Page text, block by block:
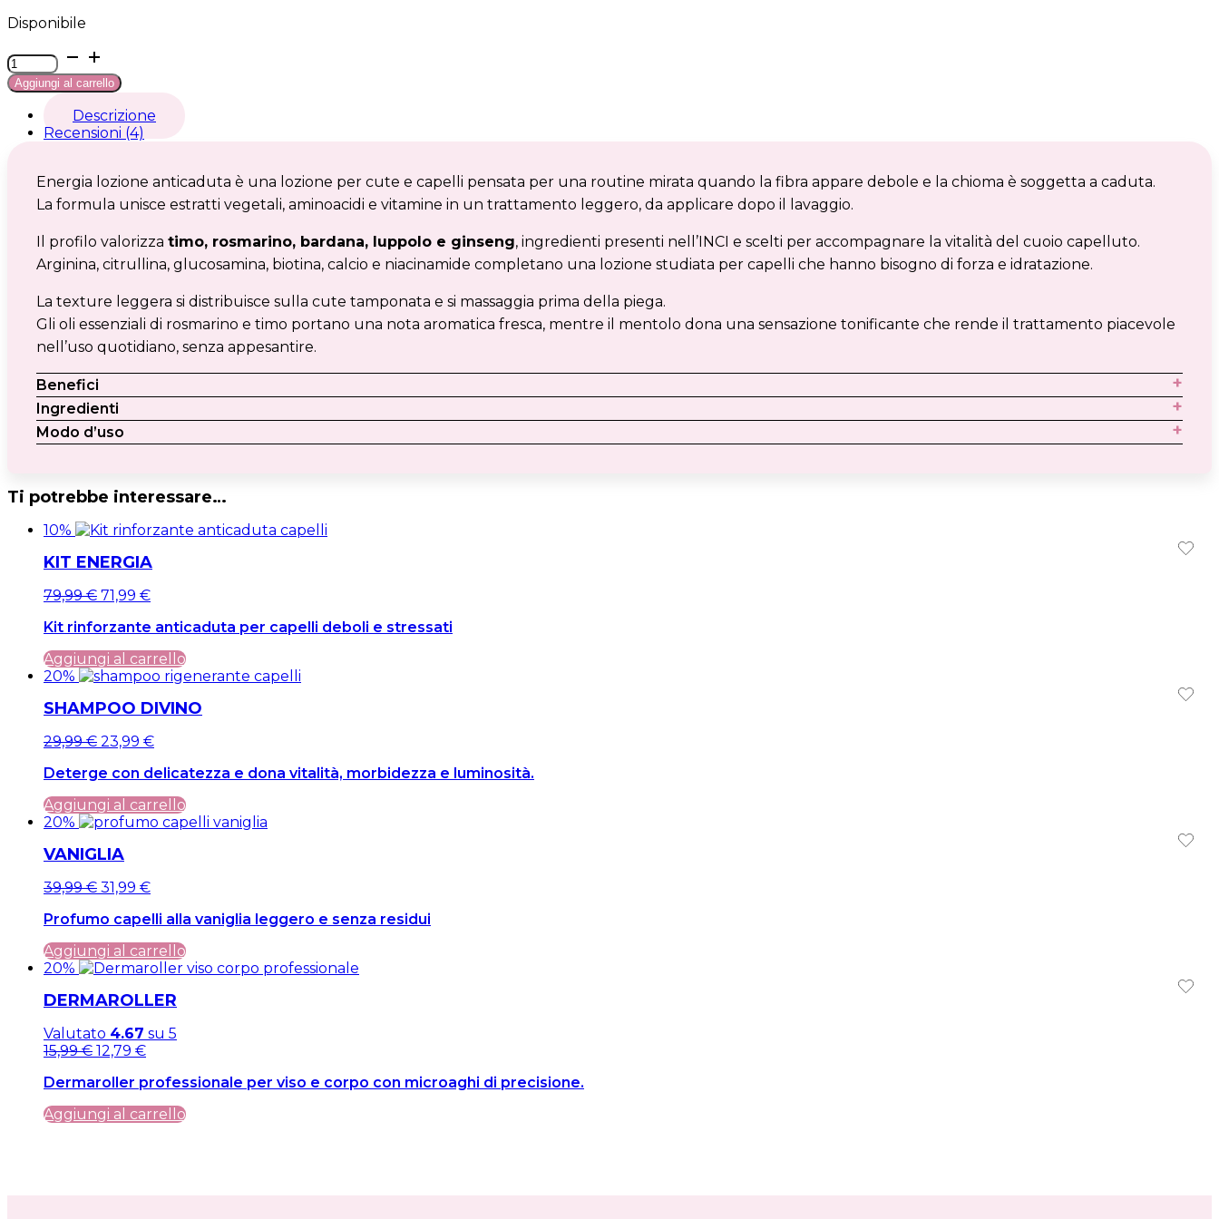
Disponibile
Energia
lozione
anticaduta
Aggiungi al carrello
Descrizione
Recensioni (4)
Energia lozione anticaduta è una lozione per cute e capelli pensata per una routine mirata quando la fibra appare debole e la chioma è soggetta a caduta.
La formula unisce estratti vegetali, aminoacidi e vitamine in un trattamento leggero, da applicare dopo il lavaggio.
Il profilo valorizza timo, rosmarino, bardana, luppolo e ginseng, ingredienti presenti nell’INCI e scelti per accompagnare la vitalità del cuoio capelluto.
Arginina, citrullina, glucosamina, biotina, calcio e niacinamide completano una lozione studiata per capelli che hanno bisogno di forza e idratazione.
La texture leggera si distribuisce sulla cute tamponata e si massaggia prima della piega.
Gli oli essenziali di rosmarino e timo portano una nota aromatica fresca, mentre il mentolo dona una sensazione tonificante che rende il trattamento piacevole
nell’uso quotidiano, senza appesantire.
Benefici
Ingredienti
Modo d’uso
Ti potrebbe interessare…
10%
KIT ENERGIA
Il
originale
era:
79,99 €.
79,99€Il
attuale
è:
79,99 €.
71,99 €
Kit rinforzante anticaduta per capelli deboli e stressati
Aggiungi al carrello
20%
SHAMPOO DIVINO
Il
originale
era:
29,99 €.
29,99€Il
attuale
è:
29,99 €.
23,99 €
Deterge con delicatezza e dona vitalità, morbidezza e luminosità.
Aggiungi al carrello
20%
VANIGLIA
Il
originale
era:
39,99 €.
39,99€Il
attuale
è:
39,99 €.
31,99 €
Profumo capelli alla vaniglia leggero e senza residui
Aggiungi al carrello
20%
DERMAROLLER
Valutato 4.67 su 5
Il
originale
era:
15,99 €.
15,99€Il
attuale
è:
15,99 €.
12,79 €
Dermaroller professionale per viso e corpo con microaghi di precisione.
Aggiungi al carrello